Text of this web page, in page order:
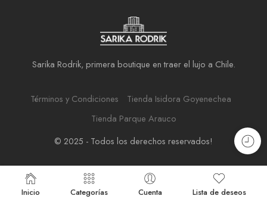
Sarika Rodrik, primera boutique en traer el lujo a Chile.
Términos y Condiciones
Tienda Isidora Goyenechea
Tienda Parque Arauco
© 2025 - Todos los derechos reservados!
Inicio Categorías Cuenta Lista de deseos